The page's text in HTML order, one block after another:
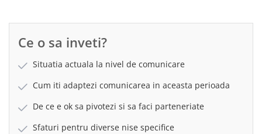
Ce o sa inveti?
Situatia actuala la nivel de comunicare
Cum iti adaptezi comunicarea in aceasta perioada
De ce e ok sa pivotezi si sa faci parteneriate
Sfaturi pentru diverse nise specifice